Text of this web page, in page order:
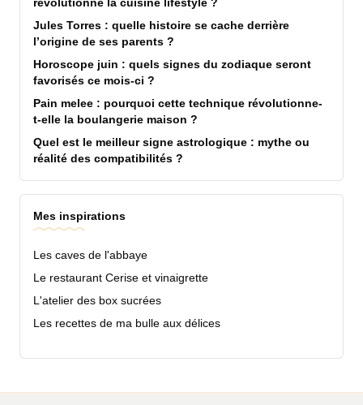
révolutionne la cuisine lifestyle ?
Jules Torres : quelle histoire se cache derrière
l’origine de ses parents ?
Horoscope juin : quels signes du zodiaque seront
favorisés ce mois-ci ?
Pain melee : pourquoi cette technique révolutionne-
t-elle la boulangerie maison ?
Quel est le meilleur signe astrologique : mythe ou
réalité des compatibilités ?
Mes inspirations
Les caves de l'abbaye
Le restaurant Cerise et vinaigrette
L'atelier des box sucrées
Les recettes de ma bulle aux délices